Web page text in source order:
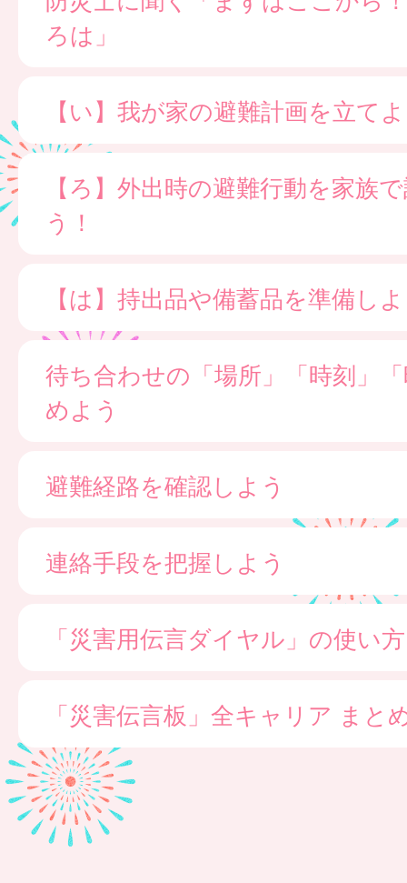
ろは」
【い】我が家の避難計画を立て
【ろ】外出時の避難行動を家族
う！
【は】持出品や備蓄品を準備し
待ち合わせの「場所」「時刻」
めよう
避難経路を確認しよう
連絡手段を把握しよう
「災害用伝言ダイヤル」の使い方
「災害伝言板」全キャリア まと